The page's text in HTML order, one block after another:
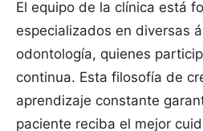
El equipo de la clínica está
especializados en diversas
odontología, quienes
continua. Esta filosofía de
aprendizaje constante
paciente reciba el mejor